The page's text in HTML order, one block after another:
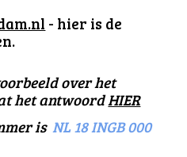
- hier is de
over het
het antwoordHIER
isNL 18 INGB 000